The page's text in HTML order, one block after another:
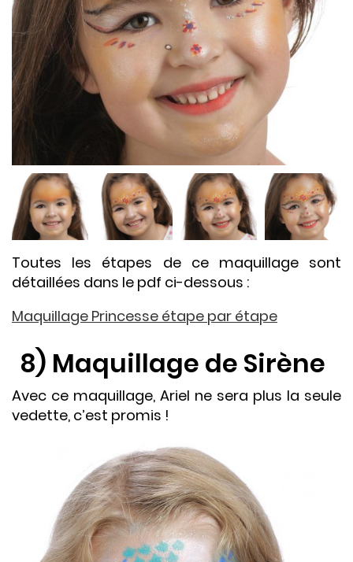
Toutes les étapes de ce maquillage sont
détaillées dans le pdf ci-dessous :
Maquillage Princesse étape par étape
8) Maquillage de Sirène
Avec ce maquillage, Ariel ne sera plus la seule
vedette, c’est promis !